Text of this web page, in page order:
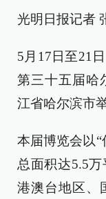
光明日报记者
5月17日至21
第三十五届哈
江省哈尔滨市举
本届博览会以
总面积达5.5
港澳台地区、